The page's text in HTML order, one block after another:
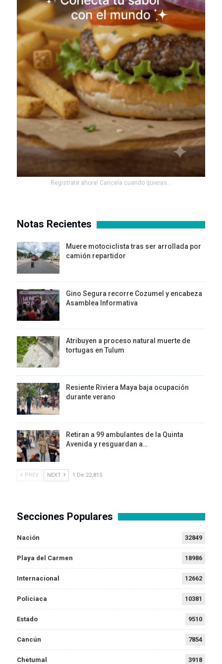
Registrate ahora! Cancela cuando quieras...
Notas Recientes
Muere motociclista tras ser arrollada por
camión repartidor
Gino Segura recorre Cozumel y encabeza
Asamblea Informativa
Atribuyen a proceso natural muerte de
tortugas en Tulum
Resiente Riviera Maya baja ocupación
durante verano
Retiran a 99 ambulantes de la Quinta
Avenida y resguardan a…
PREV NEXT 1 De 22,815
Secciones Populares
Nación 32849
Playa del Carmen 18986
Internacional 12662
Policiaca 10381
Estado 9510
Cancún 7854
Chetumal 3918